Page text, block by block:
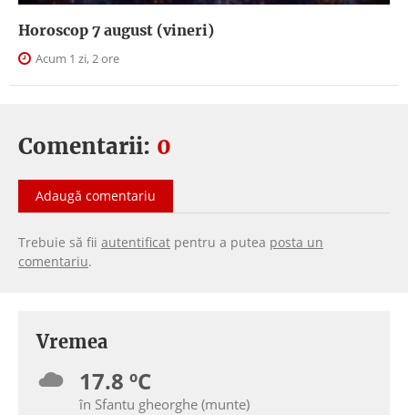
Horoscop 7 august (vineri)
Acum 1 zi, 2 ore
Comentarii: 0
Adaugă comentariu
Trebuie să fii autentificat pentru a putea posta un
comentariu.
Vremea
17.8 ºC
în Sfantu gheorghe (munte)